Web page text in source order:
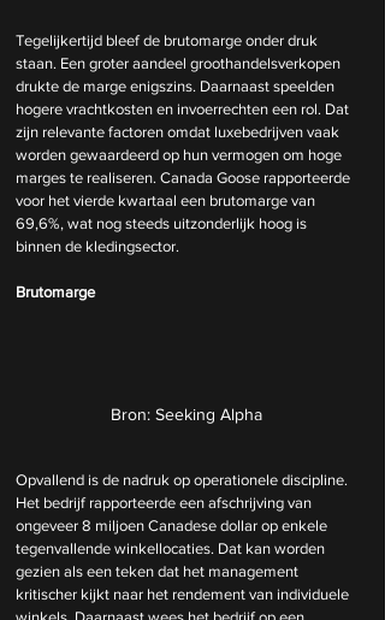
Tegelijkertijd bleef de brutomarge onder druk
staan. Een groter aandeel groothandelsverkopen
drukte de marge enigszins. Daarnaast speelden
hogere vrachtkosten en invoerrechten een rol. Dat
zijn relevante factoren omdat luxebedrijven vaak
worden gewaardeerd op hun vermogen om hoge
marges te realiseren. Canada Goose rapporteerde
voor het vierde kwartaal een brutomarge van
69,6%, wat nog steeds uitzonderlijk hoog is
binnen de kledingsector.
Brutomarge
Bron: Seeking Alpha
Opvallend is de nadruk op operationele discipline.
Het bedrijf rapporteerde een afschrijving van
ongeveer 8 miljoen Canadese dollar op enkele
tegenvallende winkellocaties. Dat kan worden
gezien als een teken dat het management
kritischer kijkt naar het rendement van individuele